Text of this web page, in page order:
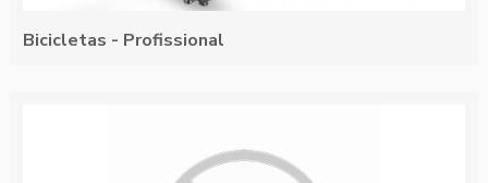
Bicicletas - Profissional